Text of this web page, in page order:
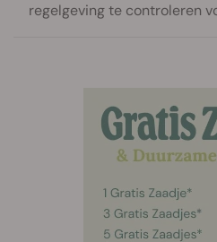
regelgeving te controleren